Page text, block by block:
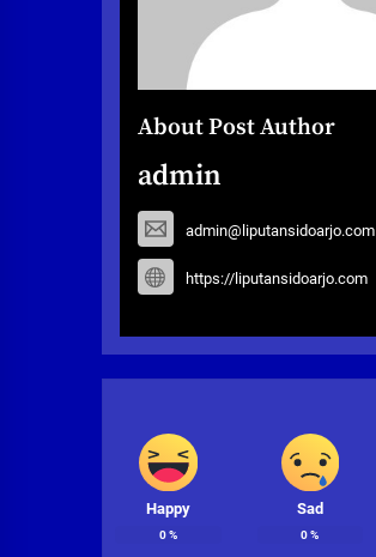
About Post Author
admin
admin@liputansidoarjo.com
https://liputansidoarjo.com
Happy
0%
Sad
0%